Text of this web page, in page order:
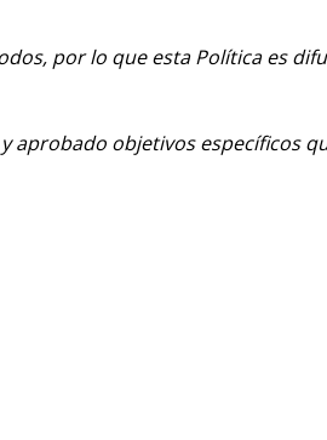
por lo que esta Política es
objetivos específicos